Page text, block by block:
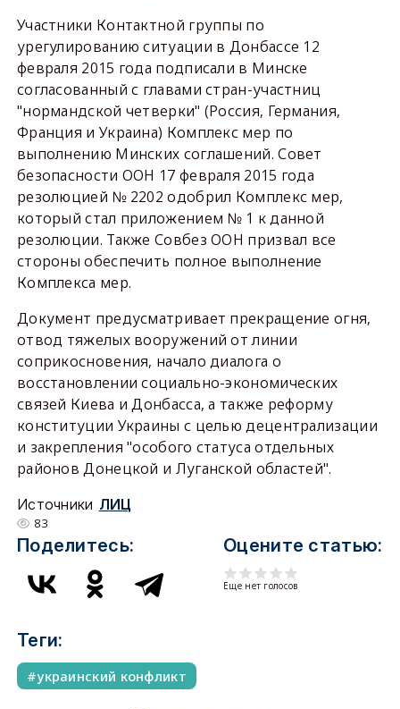
Участники Контактной группы по
урегулированию ситуации в Донбассе 12
февраля 2015 года подписали в Минске
согласованный с главами стран-участниц
"нормандской четверки" (Россия, Германия,
Франция и Украина) Комплекс мер по
выполнению Минских соглашений. Совет
безопасности ООН 17 февраля 2015 года
резолюцией № 2202 одобрил Комплекс мер,
который стал приложением № 1 к данной
резолюции. Также Совбез ООН призвал все
стороны обеспечить полное выполнение
Комплекса мер.
Документ предусматривает прекращение огня,
отвод тяжелых вооружений от линии
соприкосновения, начало диалога о
восстановлении социально-экономических
связей Киева и Донбасса, а также реформу
конституции Украины с целью децентрализации
и закрепления "особого статуса отдельных
районов Донецкой и Луганской областей".
Источники ЛИЦ
83
Поделитесь: Оцените статью:
Еще нет голосов
Теги:
украинский конфликт